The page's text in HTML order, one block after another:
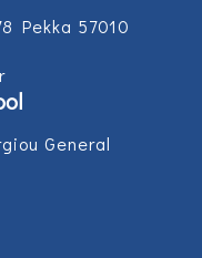
Pekka 57010
General